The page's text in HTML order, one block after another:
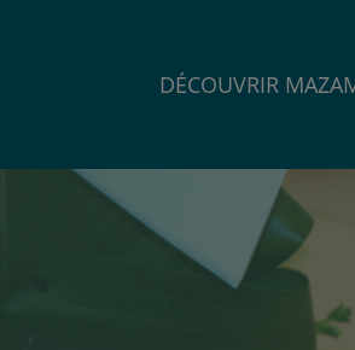
DÉCOUVRIR